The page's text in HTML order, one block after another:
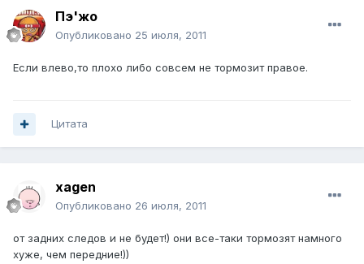
Пэ'жо
Опубликовано 25 июля, 2011
Если влево,то плохо либо совсем не тормозит правое.
Цитата
xagen
Опубликовано 26 июля, 2011
от задних следов и не будет!) они все-таки тормозят намного
хуже, чем передние!))